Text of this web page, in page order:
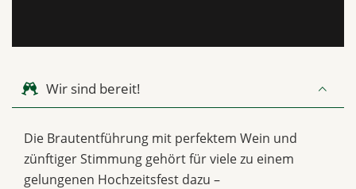
Wir sind bereit!
Die Brautentführung mit perfektem Wein und
zünftiger Stimmung gehört für viele zu einem
gelungenen Hochzeitsfest dazu –